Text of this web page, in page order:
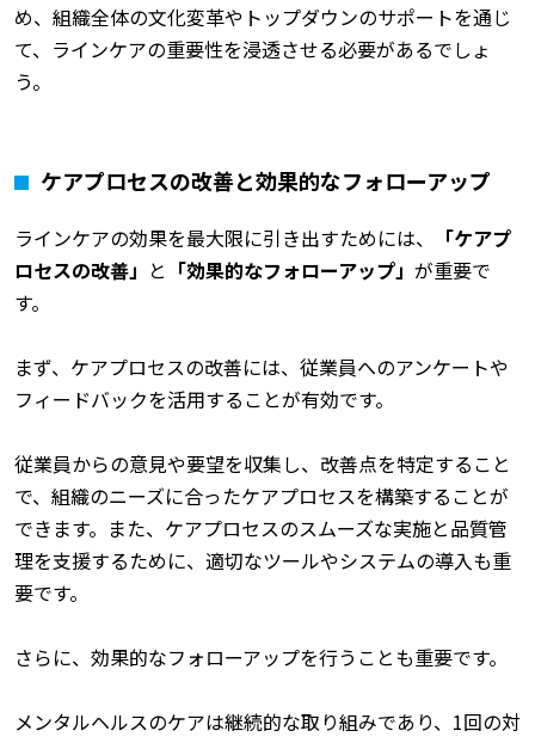
め、組織全体の文化変革やトップダウンのサポートを通じ
て、ラインケアの重要性を浸透させる必要があるでしょ
う。
ケアプロセスの改善と効果的なフォローアップ
ラインケアの効果を最大限に引き出すためには、
「ケアプ
ロセスの改善」 と 「効果的なフォローアップ」 が重要で
す。
まず、ケアプロセスの改善には、従業員へのアンケートや
フィードバックを活用することが有効です。
従業員からの意見や要望を収集し、改善点を特定すること
で、組織のニーズに合ったケアプロセスを構築することが
できます。また、ケアプロセスのスムーズな実施と品質管
理を支援するために、適切なツールやシステムの導入も重
要です。
さらに、効果的なフォローアップを行うことも重要です。
メンタルヘルスのケアは継続的な取り組みであり、1回の対